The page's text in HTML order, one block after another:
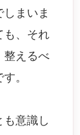
まいま
も、それ
整えるべ
。
も意識し